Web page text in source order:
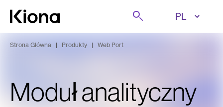
Przejdź do treści
Przejdź do strony głównej
Szukaj
Strona Główna | Produkty | Web Port
Moduł analityczny